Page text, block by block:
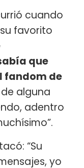
cuando
favorito
que
fandom de
de alguna
adentro
“Su
yo